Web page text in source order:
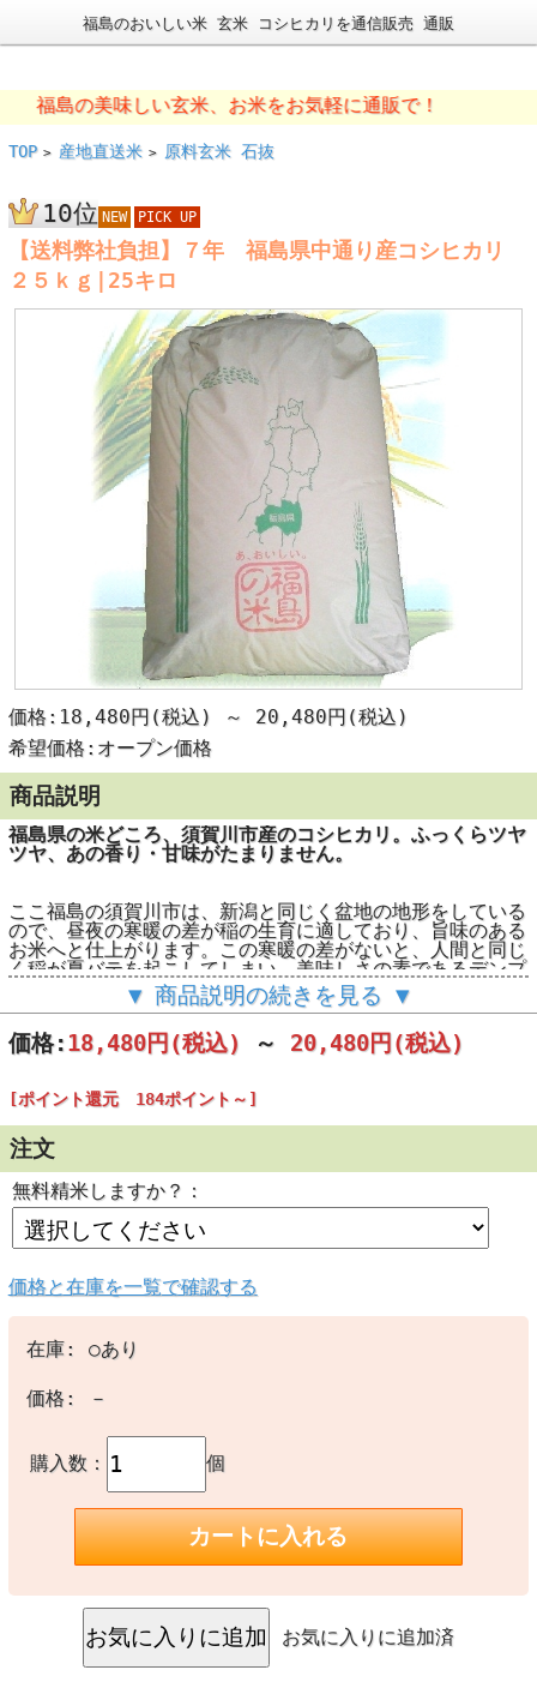
福島のおいしい米 玄米 コシヒカリを通信販売 通販
福島の美味しい玄米、お米をお気軽に通販で！
TOP > 産地直送米 > 原料玄米 石抜
10位 NEW PICK UP
【送料弊社負担】７年 福島県中通り産コシヒカリ
２５ｋｇ|25キロ
価格:18,480円(税込) ～
20,480円(税込)
希望価格:オープン価格
商品説明
福島県の米どころ、須賀川市産のコシヒカリ。ふっくらツヤ
ツヤ、あの香り・甘味がたまりません。
ここ福島の須賀川市は、新潟と同じく盆地の地形をしている
ので、昼夜の寒暖の差が稲の生育に適しており、旨味のある
お米へと仕上がります。この寒暖の差がないと、人間と同じ
く稲が夏バテを起こしてしまい、美味しさの素であるデンプ
ンを消耗してしまいます。
このあたりの夏の夜は結構涼しいんですよ。星も綺麗な田舎
です（＾－＾；
粘り 甘み 香り お米の代表格！ 福島県産 コシヒカリ
にあたってひと休
お米の品位検査に
▼ 商品説明の続きを見る ▼
価格:18,480円 (税込) ～ 20,480円 (税込)
[ポイント還元 184ポイント～]
注文
無料精米しますか？：
価格と在庫を一覧で確認する
在庫: ○あり
価格: －
購入数： 個
お気に入りに追加済